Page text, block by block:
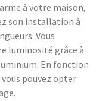
à votre maison,
son installation à
Vous
luminosité grâce à
En fonction
pouvez opter